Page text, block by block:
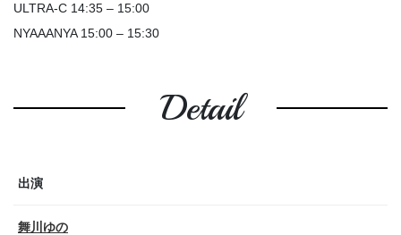
ULTRA-C 14:35 – 15:00
NYAAANYA 15:00 – 15:30
Detail
出演
舞川ゆの